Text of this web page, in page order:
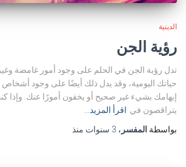
الدينية
رؤية الجن
تدل رؤية الجن في الحلم على وجود أمور غامضة
حياتك اليومية، وقد يدل ذلك أيضًا على وجود
إيهامك بشيء غير صحيح أو يخفون أمورًا عنك. وإذا
يتراقصون في اقرأ المزيد…
بواسطة المفسر ، 3 سنوات منذ